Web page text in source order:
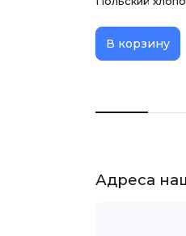
В корзину
Адреса